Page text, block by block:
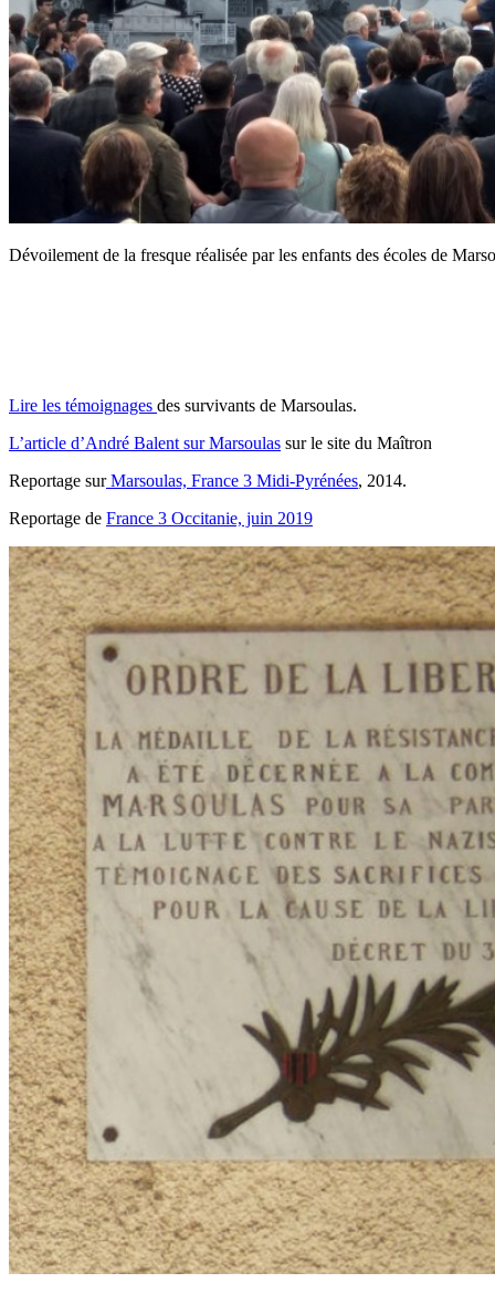
Dévoilement de la fresque réalisée par les enfants des écoles de
Lire les témoignages des survivants de Marsoulas.
L’article d’André Balent sur Marsoulas sur le site du Maîtron
Reportage surMarsoulas, France 3 Midi-Pyrénées, 2014.
Reportage de France 3 Occitanie, juin 2019